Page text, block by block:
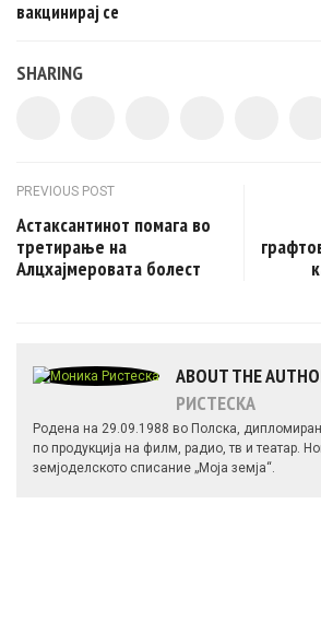
вакцинирај се
SHARING
Post navigation
PREVIOUS POST
Астаксантинот помага во
третирање на
Алцхајмеровата болест
ABOUT THE
РИСТЕСКА
Родена на 29.09.1988 во Полска,
по продукција на филм, радио, тв и театар.
земјоделското списание „Моја земја“.